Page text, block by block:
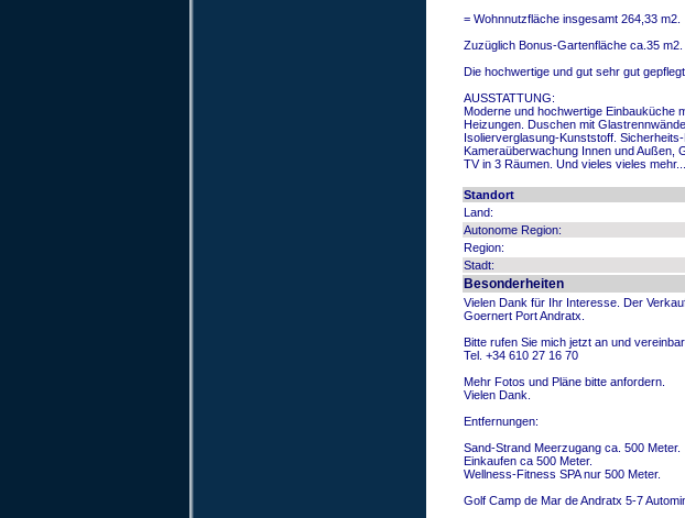
= Wohnnutzfläche insgesamt 264,33 m2.
Zuzüglich Bonus-Gartenfläche ca.35 m2.
Die hochwertige und gut sehr gut
AUSSTATTUNG:
Moderne und hochwertige Einbauküche
Heizungen. Duschen mit
Isolierverglasung-Kunststoff.
Kameraüberwachung Innen und Außen,
TV in 3 Räumen. Und vieles vieles mehr...
Standort
Land:
Autonome Region:
Region:
Stadt:
Besonderheiten
Vielen Dank für Ihr Interesse. Der
Goernert Port Andratx.
Bitte rufen Sie mich jetzt an und
Tel. +34 610 27 16 70
Mehr Fotos und Pläne bitte anfordern.
Vielen Dank.
Entfernungen:
Sand-Strand Meerzugang ca. 500 Meter.
Einkaufen ca 500 Meter.
Wellness-Fitness SPA nur 500 Meter.
Golf Camp de Mar de Andratx 5-7